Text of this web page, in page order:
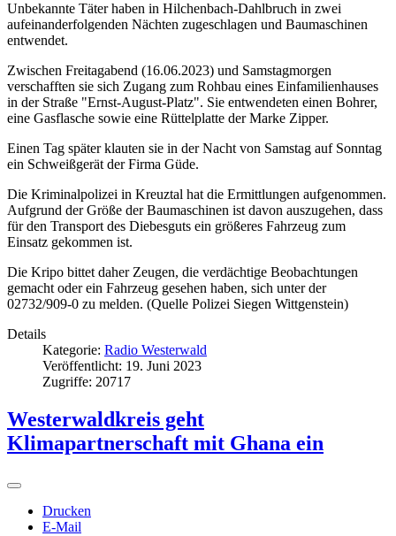
Unbekannte Täter haben in Hilchenbach-Dahlbruch in zwei
aufeinanderfolgenden Nächten zugeschlagen und Baumaschinen
entwendet.
Zwischen Freitagabend (16.06.2023) und Samstagmorgen
verschafften sie sich Zugang zum Rohbau eines Einfamilienhauses
in der Straße "Ernst-August-Platz". Sie entwendeten einen Bohrer,
eine Gasflasche sowie eine Rüttelplatte der Marke Zipper.
Einen Tag später klauten sie in der Nacht von Samstag auf Sonntag
ein Schweißgerät der Firma Güde.
Die Kriminalpolizei in Kreuztal hat die Ermittlungen aufgenommen.
Aufgrund der Größe der Baumaschinen ist davon auszugehen, dass
für den Transport des Diebesguts ein größeres Fahrzeug zum
Einsatz gekommen ist.
Die Kripo bittet daher Zeugen, die verdächtige Beobachtungen
gemacht oder ein Fahrzeug gesehen haben, sich unter der
02732/909-0 zu melden. (Quelle Polizei Siegen Wittgenstein)
Details
Kategorie: Radio Westerwald
Veröffentlicht: 19. Juni 2023
Zugriffe: 20717
Westerwaldkreis geht
Klimapartnerschaft mit Ghana ein
Drucken
E-Mail